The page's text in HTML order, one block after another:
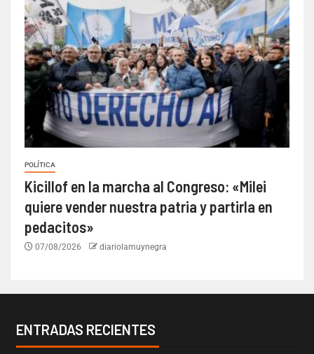
POLÍTICA
Kicillof en la marcha al Congreso: «Milei
quiere vender nuestra patria y partirla en
pedacitos»
07/08/2026 diariolamuynegra
ENTRADAS RECIENTES